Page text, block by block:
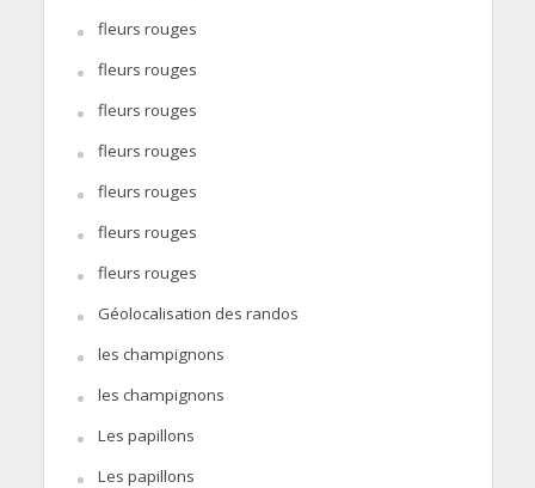
fleurs rouges
fleurs rouges
fleurs rouges
fleurs rouges
fleurs rouges
fleurs rouges
fleurs rouges
Géolocalisation des randos
les champignons
les champignons
Les papillons
Les papillons